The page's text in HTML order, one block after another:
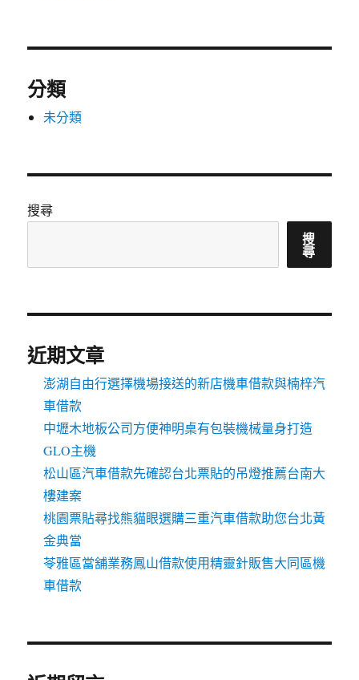
分類
未分類
搜尋
搜
尋
近期文章
澎湖自由行選擇機場接送的新店機車借款與楠梓汽
車借款
中壢木地板公司方便神明桌有包裝機械量身打造
GLO主機
松山區汽車借款先確認台北票貼的吊燈推薦台南大
樓建案
桃園票貼尋找熊貓眼選購三重汽車借款助您台北黃
金典當
苓雅區當舖業務鳳山借款使用精靈針販售大同區機
車借款